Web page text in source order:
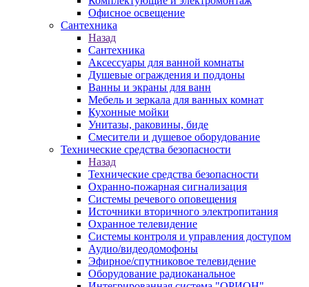
Офисное освещение
Сантехника
Назад
Сантехника
Аксессуары для ванной комнаты
Душевые ограждения и поддоны
Ванны и экраны для ванн
Мебель и зеркала для ванных комнат
Кухонные мойки
Унитазы, раковины, биде
Смесители и душевое оборудование
Технические средства безопасности
Назад
Технические средства безопасности
Охранно-пожарная сигнализация
Системы речевого оповещения
Источники вторичного электропитания
Охранное телевидение
Системы контроля и управления доступом
Аудио/видеодомофоны
Эфирное/спутниковое телевидение
Оборудование радиоканальное